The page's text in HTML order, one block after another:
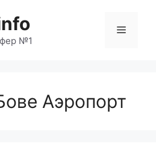
№1
Меню
Аэропорт